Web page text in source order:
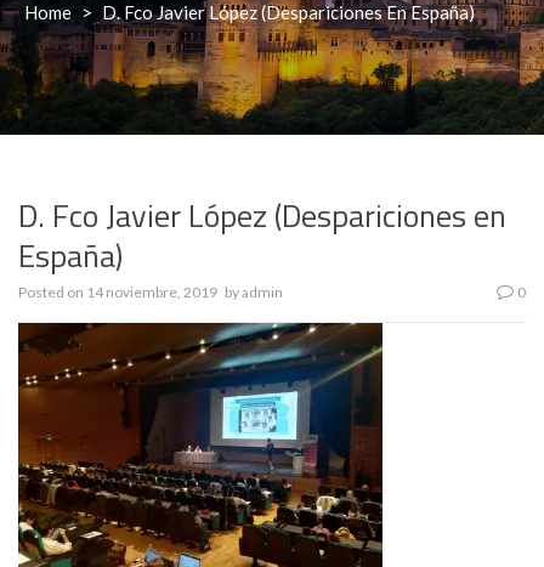
Home > D. Fco Javier López (Despariciones En España)
D. Fco Javier López (Despariciones en
España)
Posted on 14 noviembre, 2019 byadmin 0